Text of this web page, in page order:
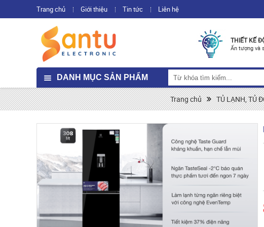
Trang chủ Giới thiệu Tin tức Liên hệ
THIẾT KẾ
Ấn tượng và
DANH MỤC SẢN PHẨM
Trang chủ TỦ LẠNH, TỦ